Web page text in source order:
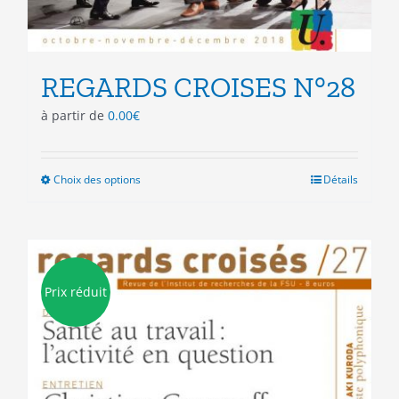
REGARDS CROISES N°28
à partir de 0.00€
Choix des optionsCe
variations.
Les
être
choisies
Détails
Prix réduit